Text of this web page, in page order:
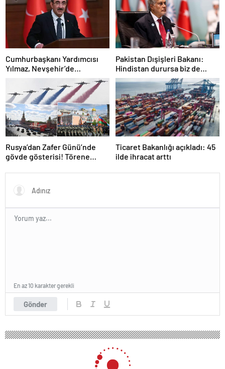
Cumhurbaşkanı Yardımcısı
Yılmaz, Nevşehir’de
temaslarda bulundu! ‘Hiç
kimsenin tereddütü olmasın’
Pakistan Dışişleri Bakanı:
Hindistan durursa biz de
duracağız
Rusya’dan Zafer Günü’nde
gövde gösterisi! Törene
Ticaret Bakanlığı açıkladı: 45
ilde ihracat arttı
Gönder
En az 10 karakter gerekli